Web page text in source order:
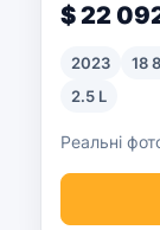
$ 22
2023 18
2.5 L
Реальні